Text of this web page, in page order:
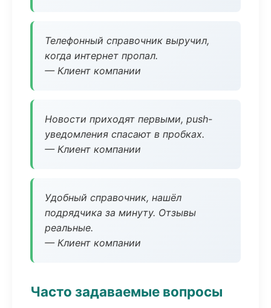
Телефонный справочник выручил,
когда интернет пропал.
— Клиент компании
Новости приходят первыми, push-
уведомления спасают в пробках.
— Клиент компании
Удобный справочник, нашёл
подрядчика за минуту. Отзывы
реальные.
— Клиент компании
Часто задаваемые вопросы